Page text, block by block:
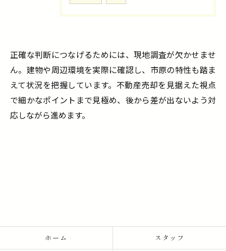
正確な判断につなげるためには、現地調査が欠かせませ
ん。建物や周辺環境を実際に確認し、市原の特性も踏ま
えて状況を把握しています。不動産売却を見据えた視点
で細かなポイントまで見極め、後から差が出ないよう対
応しながら進めます。
ホーム スタッフ